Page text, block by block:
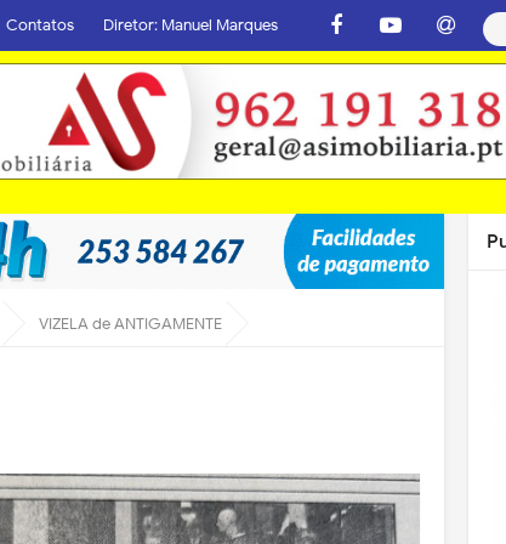
Contatos Diretor: Manuel Marques
VIZELA de ANTIGAMENTE